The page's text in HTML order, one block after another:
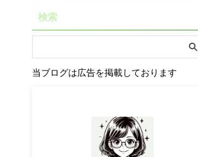
検索
当ブログは広告を掲載しております